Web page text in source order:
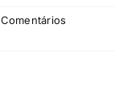
Comentários